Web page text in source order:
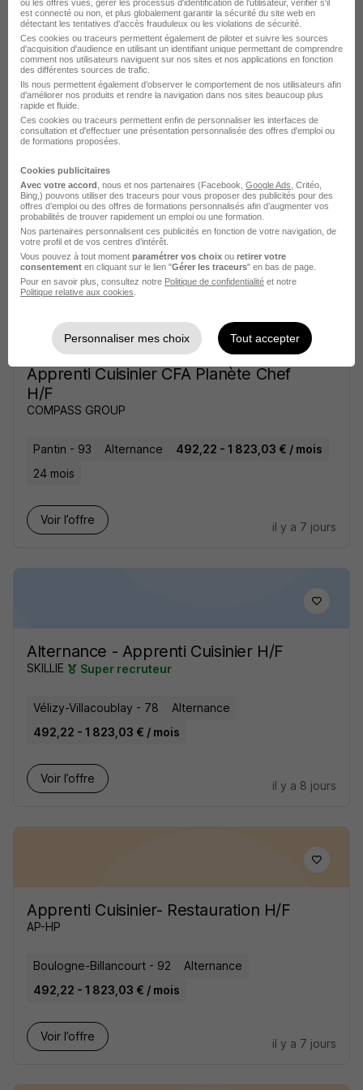
Alternant - Cuisinier H/F
Elior
Le Plessis-Robinson - 92
6 900 - 26 000 € / an
Voir l’offre
Apprenti Cuisinier CFA Planète Chef
H/F
COMPASS GROUP
Pantin - 93 Alternance
492,22 - 1 823,03 € / mois
24 mois
Voir l’offre
il y a 7 jours
Alternance - Apprenti Cuisinier H/F
SKILLIE Super recruteur
Vélizy-Villacoublay - 78
Alternance
492,22 - 1 823,03 € / mois
Voir l’offre
il y a 8 jours
Apprenti Cuisinier- Restauration H/F
AP-HP
Boulogne-Billancourt - 92
Alternance
492,22 - 1 823,03 € / mois
Voir l’offre
il y a 7 jours
ou les offres vues, gérer les processus d'identification de l'utilisateur, vérifier s'il
est connecté ou non, et plus globalement garantir la sécurité du site web en
détectant les tentatives d'accès frauduleux ou les violations de sécurité.
Ces cookies ou traceurs permettent également de piloter et suivre les sources
d'acquisition d'audience en utilisant un identifiant unique permettant de comprendre
comment nos utilisateurs naviguent sur nos sites et nos applications en fonction
des différentes sources de trafic.
Ils nous permettent également d’observer le comportement de nos utilisateurs afin
d'améliorer nos produits et rendre la navigation dans nos sites beaucoup plus
rapide et fluide.
Ces cookies ou traceurs permettent enfin de personnaliser les interfaces de
consultation et d'effectuer une présentation personnalisée des offres d'emploi ou
de formations proposées.
Cookies publicitaires
Avec votre accord , nous et nos partenaires (Facebook, Google Ads , Critéo,
Bing,) pouvons utiliser des traceurs pour vous proposer des publicités pour des
offres d’emploi ou des offres de formations personnalisés afin d’augmenter vos
probabilités de trouver rapidement un emploi ou une formation.
Nos partenaires personnalisent ces publicités en fonction de votre navigation, de
votre profil et de vos centres d’intérêt.
Vous pouvez à tout moment paramétrer vos choix ou retirer votre
consentement en cliquant sur le lien "Gérer les traceurs" en bas de page.
Pour en savoir plus, consultez notre Politique de confidentialité et notre
Politique relative aux cookies
Personnaliser mes choix Tout accepter